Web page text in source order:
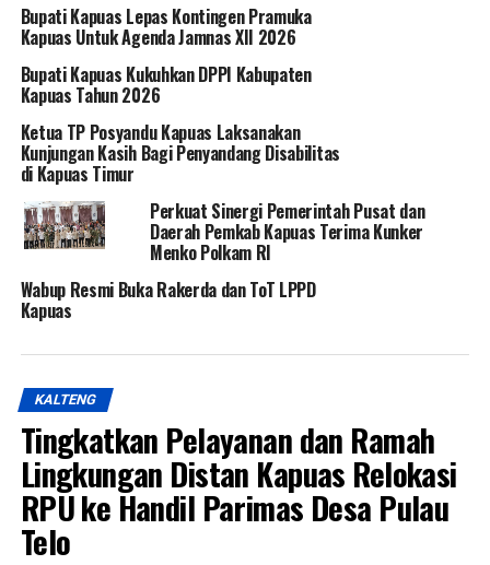
Bupati Kapuas Lepas Kontingen Pramuka
Kapuas Untuk Agenda Jamnas XII 2026
Bupati Kapuas Kukuhkan DPPI Kabupaten
Kapuas Tahun 2026
Ketua TP Posyandu Kapuas Laksanakan
Kunjungan Kasih Bagi Penyandang Disabilitas
di Kapuas Timur
Perkuat Sinergi Pemerintah Pusat dan
Daerah Pemkab Kapuas Terima Kunker
Menko Polkam RI
Wabup Resmi Buka Rakerda dan ToT LPPD
Kapuas
KALTENG
Tingkatkan Pelayanan dan Ramah
Lingkungan Distan Kapuas Relokasi
RPU ke Handil Parimas Desa Pulau
Telo